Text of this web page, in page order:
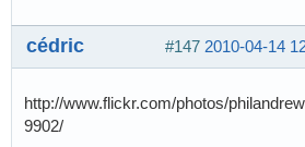
#147 2010-04-14
cédric
http://www.flickr.com/photos/
9902/